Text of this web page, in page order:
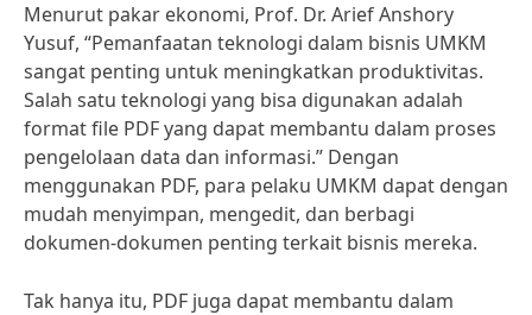
Menurut pakar ekonomi, Prof. Dr. Arief Anshory
Yusuf, “Pemanfaatan teknologi dalam bisnis UMKM
sangat penting untuk meningkatkan produktivitas.
Salah satu teknologi yang bisa digunakan adalah
format file PDF yang dapat membantu dalam proses
pengelolaan data dan informasi.” Dengan
menggunakan PDF, para pelaku UMKM dapat dengan
mudah menyimpan, mengedit, dan berbagi
dokumen-dokumen penting terkait bisnis mereka.
Tak hanya itu, PDF juga dapat membantu dalam